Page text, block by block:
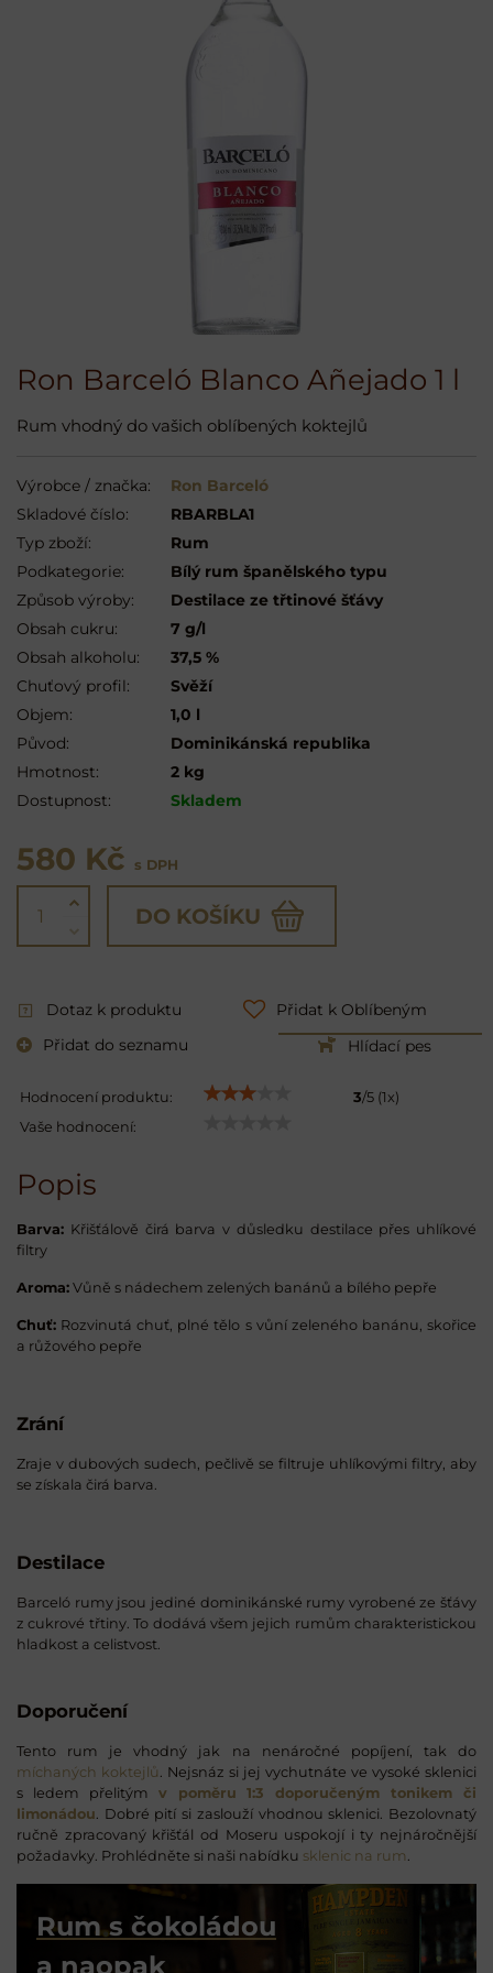
Ron Barceló Blanco Añejado 1 l
Rum vhodný do vašich oblíbených koktejlů
Výrobce / značka:
Ron Barceló
Skladové číslo:
RBARBLA1
Typ zboží:
Rum
Podkategorie:
Bílý rum španělského typu
Způsob výroby:
Destilace ze třtinové šťávy
Obsah cukru:
7 g/l
Obsah alkoholu:
37,5 %
Chuťový profil:
Svěží
Objem:
1,0 l
Původ:
Dominikánská republika
Hmotnost:
2 kg
Dostupnost:
Skladem
580 Kč s DPH
DO KOŠÍKU
Dotaz k produktu
Přidat k Oblíbeným
Přidat do seznamu
Hlídací pes
Hodnocení produktu: 3/5 (1 x)
Vaše hodnocení:
Popis
Barva: Křišťálově čirá barva v důsledku destilace přes uhlíkové
filtry
Aroma: Vůně s nádechem zelených banánů a bílého pepře
Chuť: Rozvinutá chuť, plné tělo s vůní zeleného banánu, skořice
a růžového pepře
Zrání
Zraje v dubových sudech, pečlivě se filtruje uhlíkovými filtry, aby
se získala čirá barva.
Destilace
Barceló rumy jsou jediné dominikánské rumy vyrobené ze šťávy
z cukrové třtiny. To dodává všem jejich rumům charakteristickou
hladkost a celistvost.
Doporučení
Tento rum je vhodný jak na nenáročné popíjení, tak do
míchaných koktejlů
. Nejsnáz si jej vychutnáte ve vysoké sklenici
s ledem přelitým v poměru 1:3 doporučeným tonikem či
limonádou . Dobré pití si zaslouží vhodnou sklenici. Bezolovnatý
ručně zpracovaný křišťál od Moseru uspokojí i ty nejnáročnější
požadavky. Prohlédněte si naši nabídku sklenic na rum
Rum s čokoládou
a naopak